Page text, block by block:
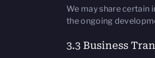
We may share
the ongoing
3.3 Business